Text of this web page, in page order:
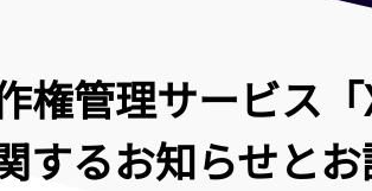
権管理サービス
するお知らせと